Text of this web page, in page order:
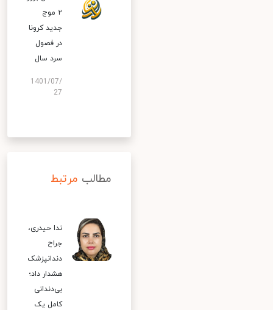
۲ موج
جدید کرونا
در فصول
سرد سال
1401/07/
27
مطالب مرتبط
ندا حیدری،
جراح
دندانپزشک
هشدار داد؛
بی‌دندانی
کامل یک